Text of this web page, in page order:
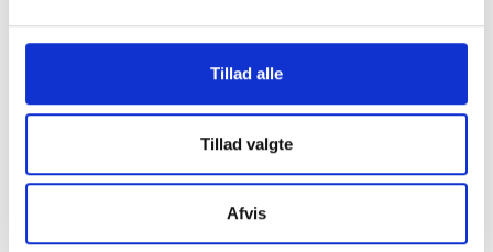
Tillad alle
Tillad valgte
Afvis
Vi säljer arbetskläder, vardagskläder och friluftskläder från märken